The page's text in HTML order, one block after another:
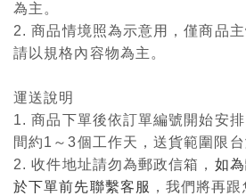
為主。
2. 商品情境照為示意用，僅商品主
請以規格內容物為主。
運送說明
1. 商品下單後依訂單編號開始安
間約1～3個工作天，送貨範圍限台
2. 收件地址請勿為郵政信箱， 如
於下單前先聯繫客服 ，我們將再